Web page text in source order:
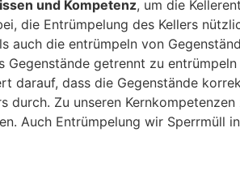
und Kompetenz, um die
die Entrümpelung des Kellers
auch die entrümpeln von
getrennt zu
darauf, dass die Gegenstände
Zu unseren
Auch Entrümpelung wir Sperrmüll